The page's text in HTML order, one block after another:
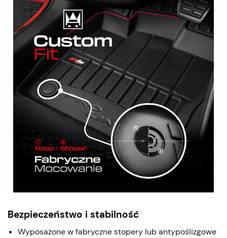
Bezpieczeństwo i stabilność
Wyposażone w fabryczne stopery lub antypoślizgowe